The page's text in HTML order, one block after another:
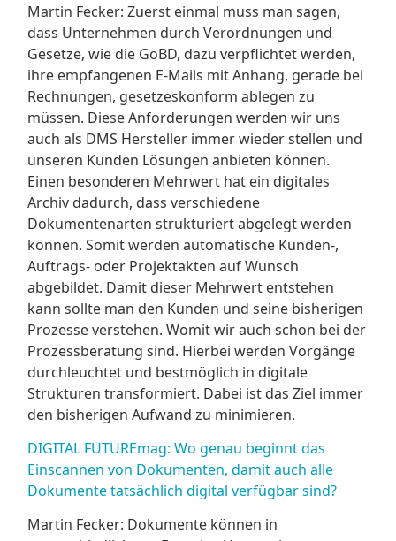
Martin Fecker: Zuerst einmal muss man sagen,
dass Unternehmen durch Verordnungen und
Gesetze, wie die GoBD, dazu verpflichtet werden,
ihre empfangenen E-Mails mit Anhang, gerade bei
Rechnungen, gesetzeskonform ablegen zu
müssen. Diese Anforderungen werden wir uns
auch als DMS Hersteller immer wieder stellen und
unseren Kunden Lösungen anbieten können.
Einen besonderen Mehrwert hat ein digitales
Archiv dadurch, dass verschiedene
Dokumentenarten strukturiert abgelegt werden
können. Somit werden automatische Kunden-,
Auftrags- oder Projektakten auf Wunsch
abgebildet. Damit dieser Mehrwert entstehen
kann sollte man den Kunden und seine bisherigen
Prozesse verstehen. Womit wir auch schon bei der
Prozessberatung sind. Hierbei werden Vorgänge
durchleuchtet und bestmöglich in digitale
Strukturen transformiert. Dabei ist das Ziel immer
den bisherigen Aufwand zu minimieren.
DIGITAL FUTUREmag: Wo genau beginnt das
Einscannen von Dokumenten, damit auch alle
Dokumente tatsächlich digital verfügbar sind?
Martin Fecker: Dokumente können in